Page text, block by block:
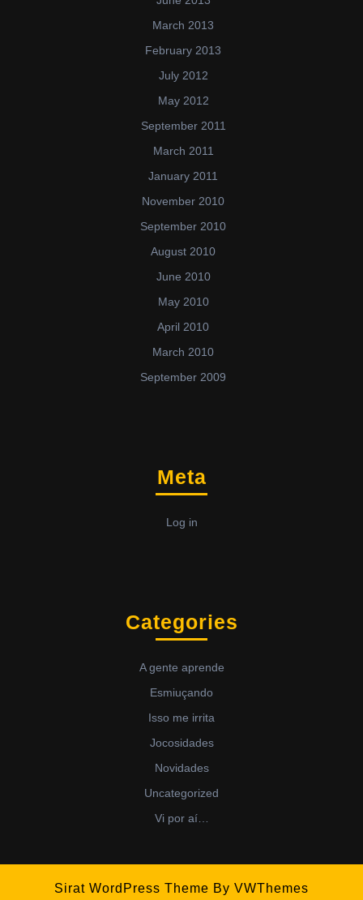
March 2013
February 2013
July 2012
May 2012
September 2011
March 2011
January 2011
November 2010
September 2010
August 2010
June 2010
May 2010
April 2010
March 2010
September 2009
Meta
Log in
Categories
A gente aprende
Esmiuçando
Isso me irrita
Jocosidades
Novidades
Uncategorized
Vi por aí…
Sirat WordPress Theme By VWThemes